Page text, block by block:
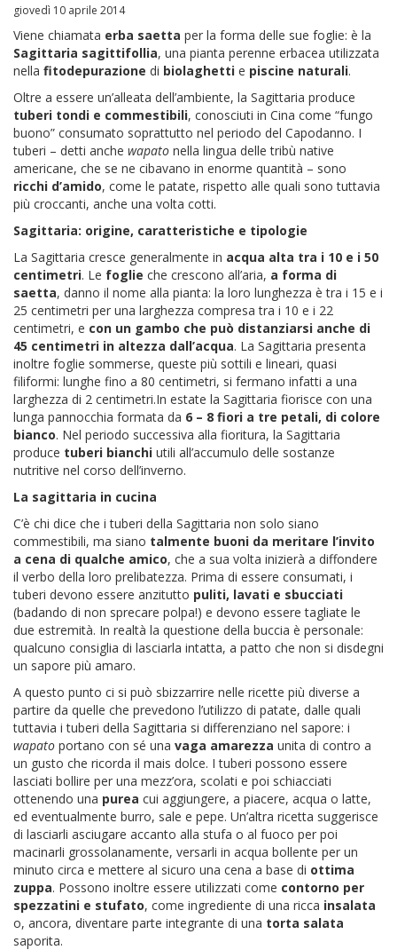
giovedì 10 aprile 2014
Viene chiamata erba saetta per la forma delle sue foglie: è la
Sagittaria sagittifollia, una pianta perenne erbacea utilizzata
nella fitodepurazione di biolaghetti e piscine naturali.
Oltre a essere un’alleata dell’ambiente, la Sagittaria produce
tuberi tondi e commestibili, conosciuti in Cina come “fungo
buono” consumato soprattutto nel periodo del Capodanno. I
tuberi – detti anche wapato nella lingua delle tribù native
americane, che se ne cibavano in enorme quantità – sono
ricchi d’amido, come le patate, rispetto alle quali sono tuttavia
più croccanti, anche una volta cotti.
Sagittaria: origine, caratteristiche e tipologie
La Sagittaria cresce generalmente in acqua alta tra i 10 e i 50
centimetri. Le foglie che crescono all’aria, a forma di
saetta, danno il nome alla pianta: la loro lunghezza è tra i 15 e i
25 centimetri per una larghezza compresa tra i 10 e i 22
centimetri, e con un gambo che può distanziarsi anche di
45 centimetri in altezza dall’acqua. La Sagittaria presenta
inoltre foglie sommerse, queste più sottili e lineari, quasi
filiformi: lunghe fino a 80 centimetri, si fermano infatti a una
larghezza di 2 centimetri.In estate la Sagittaria fiorisce con una
lunga pannocchia formata da 6 – 8 fiori a tre petali, di colore
bianco. Nel periodo successiva alla fioritura, la Sagittaria
produce tuberi bianchi utili all’accumulo delle sostanze
nutritive nel corso dell’inverno.
La sagittaria in cucina
C’è chi dice che i tuberi della Sagittaria non solo siano
commestibili, ma siano talmente buoni da meritare l’invito
a cena di qualche amico, che a sua volta inizierà a diffondere
il verbo della loro prelibatezza. Prima di essere consumati, i
tuberi devono essere anzitutto puliti, lavati e sbucciati
(badando di non sprecare polpa!) e devono essere tagliate le
due estremità. In realtà la questione della buccia è personale:
qualcuno consiglia di lasciarla intatta, a patto che non si disdegni
un sapore più amaro.
A questo punto ci si può sbizzarrire nelle ricette più diverse a
partire da quelle che prevedono l’utilizzo di patate, dalle quali
tuttavia i tuberi della Sagittaria si differenziano nel sapore: i
wapato portano con sé una vaga amarezza unita di contro a
un gusto che ricorda il mais dolce. I tuberi possono essere
lasciati bollire per una mezz’ora, scolati e poi schiacciati
ottenendo una purea cui aggiungere, a piacere, acqua o latte,
ed eventualmente burro, sale e pepe. Un’altra ricetta suggerisce
di lasciarli asciugare accanto alla stufa o al fuoco per poi
macinarli grossolanamente, versarli in acqua bollente per un
minuto circa e mettere al sicuro una cena a base di ottima
zuppa. Possono inoltre essere utilizzati come contorno per
spezzatini e stufato, come ingrediente di una ricca insalata
o, ancora, diventare parte integrante di una torta salata
saporita.